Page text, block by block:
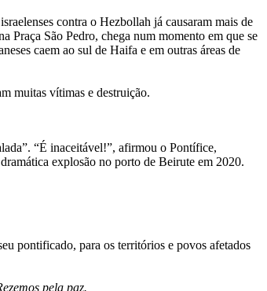
contra o Hezbollah já causaram mais de
Praça São Pedro, chega num momento em que se
caem ao sul de Haifa e em outras áreas de
muitas vítimas e destruição.
“É inaceitável!”, afirmou o Pontífice,
explosão no porto de Beirute em 2020.
pontificado, para os territórios e povos afetados
pela paz.